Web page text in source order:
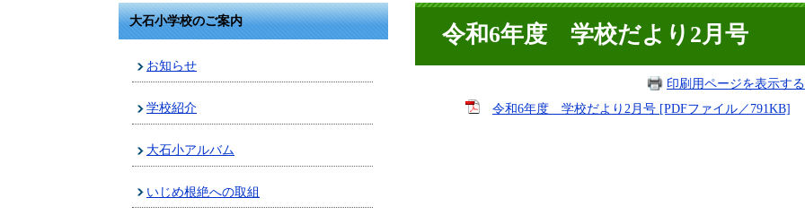
大石小学校のご案内
お知らせ
学校紹介
大石小アルバム
いじめ根絶への取組
令和6年度 学校だより2月号
印刷用ページを表示する
令和6年度 学校だより2月号 [PDFファイル／791KB]